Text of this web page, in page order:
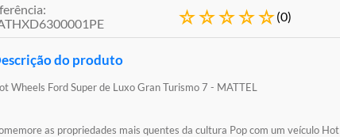
:
☆☆☆☆☆(0)
do produto
Wheels Ford Super de Luxo Gran Turismo 7 - MATTEL
as propriedades mais quentes da cultura Pop com um veículo Hot